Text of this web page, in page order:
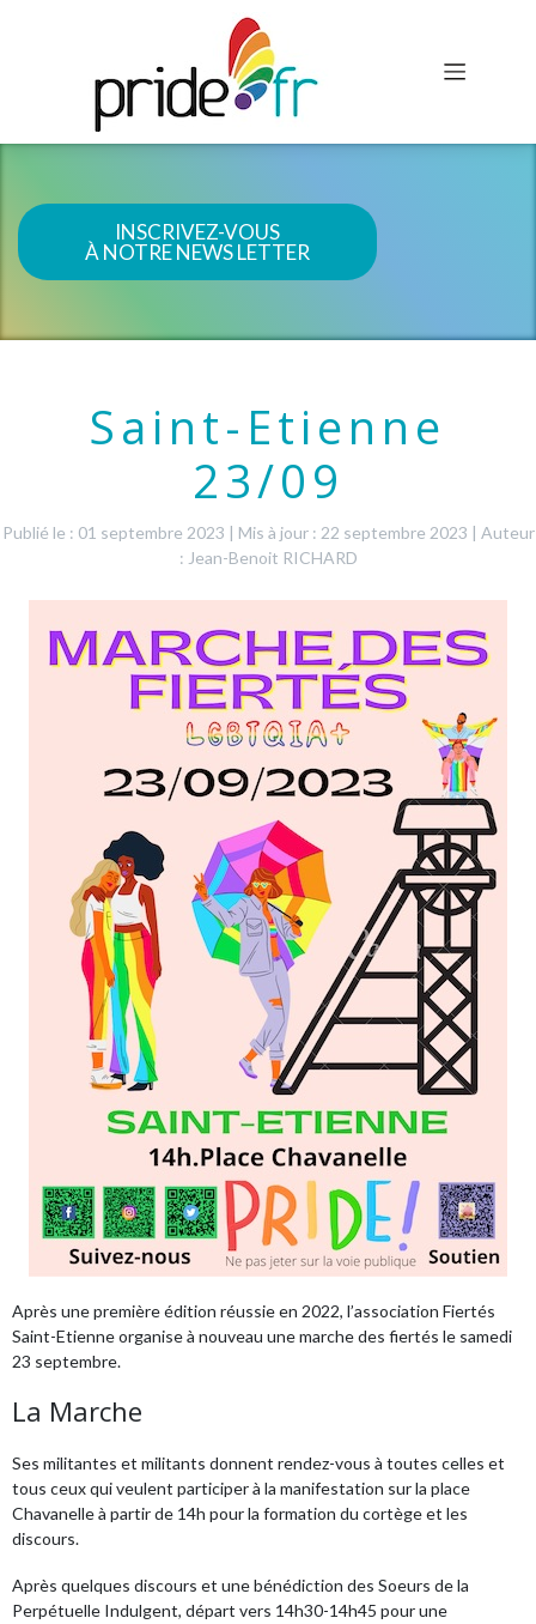
INSCRIVEZ-VOUS
À NOTRE NEWS LETTER
Saint-Etienne
23/09
Publié le : 01 septembre 2023 | Mis à jour : 22 septembre 2023 | Auteur
: Jean-Benoit RICHARD
Après une première édition réussie en 2022, l’association Fiertés
Saint-Etienne organise à nouveau une marche des fiertés le samedi
23 septembre.
La Marche
Ses militantes et militants donnent rendez-vous à toutes celles et
tous ceux qui veulent participer à la manifestation sur la place
Chavanelle à partir de 14h pour la formation du cortège et les
discours.
Après quelques discours et une bénédiction des Soeurs de la
Perpétuelle Indulgent, départ vers 14h30-14h45 pour une